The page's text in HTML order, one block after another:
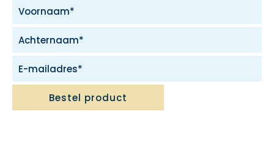
Bestel product